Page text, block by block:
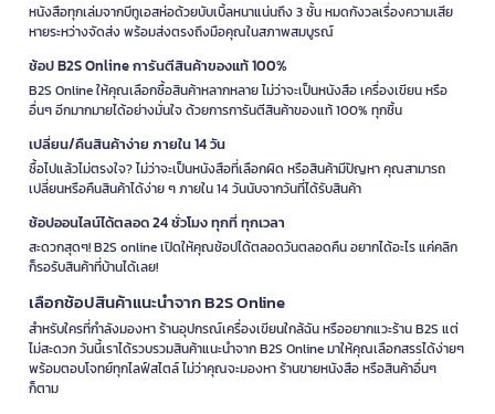
หนังสือทุกเล่มจากบีทูเอสห่อด้วยบับเบิ้ลหนาแน่นถึง 3 ชั้น หมดกังวลเรื่องความเสีย
หายระหว่างจัดส่ง พร้อมส่งตรงถึงมือคุณในสภาพสมบูรณ์
ช้อป B2S Online การันตีสินค้าของแท้ 100%
B2S Online ให้คุณเลือกซื้อสินค้าหลากหลาย ไม่ว่าจะเป็นหนังสือ เครื่องเขียน หรือ
อื่นๆ อีกมากมายได้อย่างมั่นใจ ด้วยการการันตีสินค้าของแท้ 100% ทุกชิ้น
เปลี่ยน/คืนสินค้าง่าย ภายใน 14 วัน
ซื้อไปแล้วไม่ตรงใจ? ไม่ว่าจะเป็นหนังสือที่เลือกผิด หรือสินค้ามีปัญหา คุณสามารถ
เปลี่ยนหรือคืนสินค้าได้ง่าย ๆ ภายใน 14 วันนับจากวันที่ได้รับสินค้า
ช้อปออนไลน์ได้ตลอด 24 ชั่วโมง ทุกที่ ทุกเวลา
สะดวกสุดๆ! B2S online เปิดให้คุณช้อปได้ตลอดวันตลอดคืน อยากได้อะไร แค่คลิก
ก็รอรับสินค้าที่บ้านได้เลย!
เลือกช้อปสินค้าแนะนำจาก B2S Online
สำหรับใครที่กำลังมองหา ร้านอุปกรณ์เครื่องเขียนใกล้ฉัน หรืออยากแวะร้าน B2S แต่
ไม่สะดวก วันนี้เราได้รวบรวมสินค้าแนะนำจาก B2S Online มาให้คุณเลือกสรรได้ง่ายๆ
พร้อมตอบโจทย์ทุกไลฟ์สไตล์ ไม่ว่าคุณจะมองหา ร้านขายหนังสือ หรือสินค้าอื่นๆ
ก็ตาม